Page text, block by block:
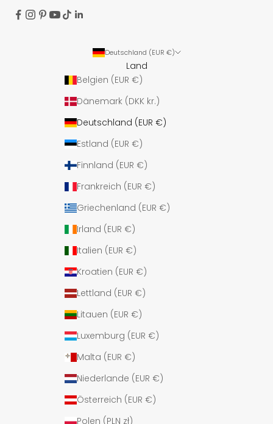
Deutschland (EUR €)
Land
Belgien (EUR €)
Dänemark (DKK kr.)
Deutschland (EUR €)
Estland (EUR €)
Finnland (EUR €)
Frankreich (EUR €)
Griechenland (EUR €)
Irland (EUR €)
Italien (EUR €)
Kroatien (EUR €)
Lettland (EUR €)
Litauen (EUR €)
Luxemburg (EUR €)
Malta (EUR €)
Niederlande (EUR €)
Österreich (EUR €)
Polen (PLN zł)